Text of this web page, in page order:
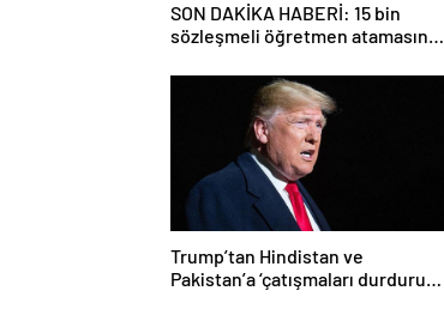
SON DAKİKA HABERİ: 15 bin
sözleşmeli öğretmen atamasında
açıklandı
Trump’tan Hindistan ve
Pakistan’a ‘çatışmaları durdurun’